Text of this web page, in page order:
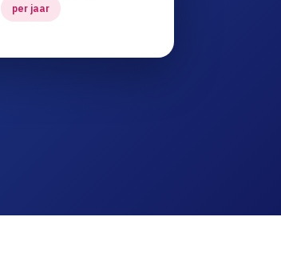
per jaar